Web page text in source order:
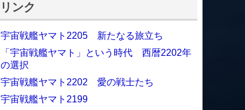
リンク
宇宙戦艦ヤマト2205 新たなる旅立ち
「宇宙戦艦ヤマト」という時代 西暦2202年
の選択
宇宙戦艦ヤマト2202 愛の戦士たち
宇宙戦艦ヤマト2199